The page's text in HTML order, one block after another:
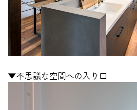
▼不思議な空間への入り口